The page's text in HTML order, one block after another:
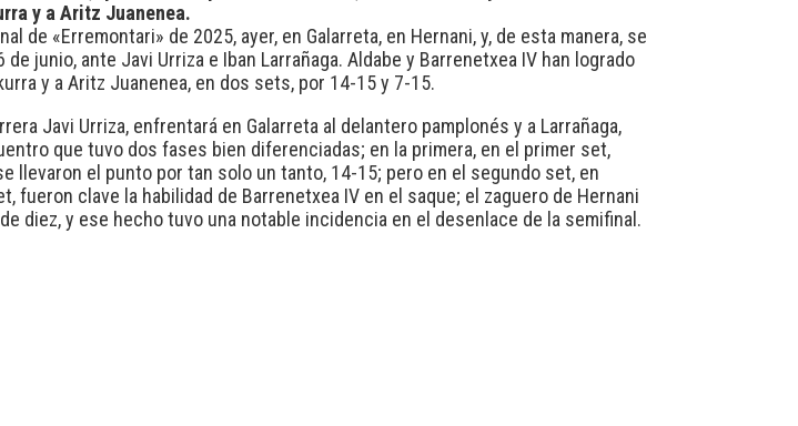
y a Aritz Juanenea.
de «Erremontari» de 2025, ayer, en Galarreta, en Hernani, y, de esta manera, se
junio, ante Javi Urriza e Iban Larrañaga. Aldabe y Barrenetxea IV han logrado
y a Aritz Juanenea, en dos sets, por 14-15 y 7-15.
Javi Urriza, enfrentará en Galarreta al delantero pamplonés y a Larrañaga,
que tuvo dos fases bien diferenciadas; en la primera, en el primer set,
llevaron el punto por tan solo un tanto, 14-15; pero en el segundo set, en
fueron clave la habilidad de Barrenetxea IV en el saque; el zaguero de Hernani
diez, y ese hecho tuvo una notable incidencia en el desenlace de la semifinal.